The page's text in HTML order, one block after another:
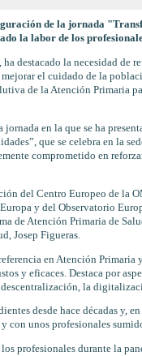
de la jornada
la labor de los
destacado la necesidad de
el cuidado de la
de la Atención Primaria
en la que se ha
que se celebra en la
comprometido en
del Centro Europeo de la
y del Observatorio
de Atención Primaria de
Josep Figueras.
en Atención
y eficaces. Destaca por
la
desde hace décadas y,
con unos profesionales
profesionales durante la